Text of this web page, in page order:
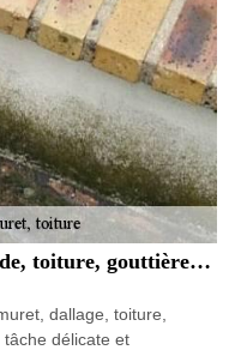
toiture, gouttière…
dallage, toiture,
délicate et